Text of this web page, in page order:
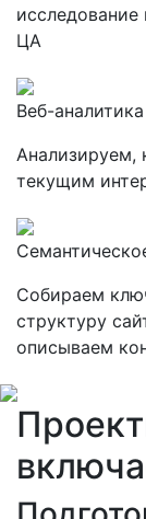
ЦА
Веб-аналитика
Анализируем,
текущим
Собираем
структуру
описываем